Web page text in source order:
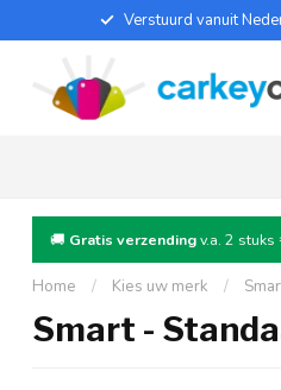
Verstuurd vanuit
🚚 Gratis verzendingv.a. 2 stuks
Home / Kies uw merk /
Smart -